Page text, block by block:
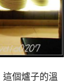
這個爐子的溫